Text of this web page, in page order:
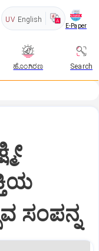
UV English
E-Paper
ಹೊಂಗಿರಣ Search
ಸಂಪನ್ನ